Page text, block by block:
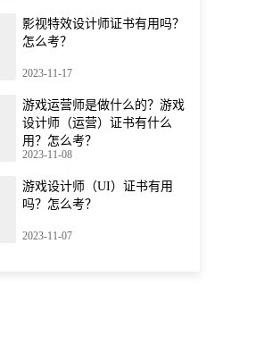
影视特效设计师证书有用吗？
怎么考？
2023-11-17
游戏运营师是做什么的？游戏
设计师（运营）证书有什么
用？怎么考？
2023-11-08
游戏设计师（UI）证书有用
吗？怎么考？
2023-11-07